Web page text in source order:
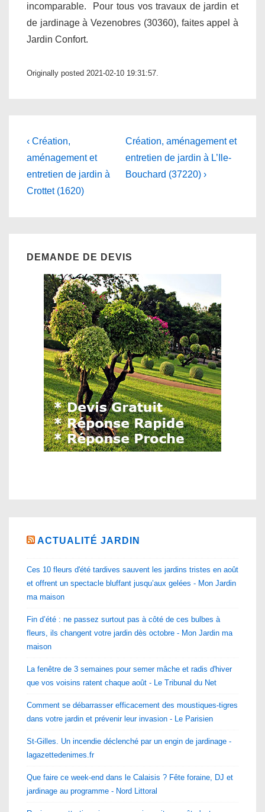
incomparable. Pour tous vos travaux de jardin et
de jardinage à Vezenobres (30360), faites appel à
Jardin Confort.
Originally posted 2021-02-10 19:31:57.
Navigation
de
l’article
Previous
Post
is
‹ Création,
aménagement et
entretien de jardin à
Crottet (1620)
Next
Post
is
Création, aménagement et
entretien de jardin à L’Ile-
Bouchard (37220) ›
DEMANDE DE DEVIS
ACTUALITÉ JARDIN
Ces 10 fleurs d'été tardives sauvent les jardins tristes en août
et offrent un spectacle bluffant jusqu’aux gelées - Mon Jardin
ma maison
Fin d’été : ne passez surtout pas à côté de ces bulbes à
fleurs, ils changent votre jardin dès octobre - Mon Jardin ma
maison
La fenêtre de 3 semaines pour semer mâche et radis d'hiver
que vos voisins ratent chaque août - Le Tribunal du Net
Comment se débarrasser efficacement des moustiques-tigres
dans votre jardin et prévenir leur invasion - Le Parisien
St-Gilles. Un incendie déclenché par un engin de jardinage -
lagazettedenimes.fr
Que faire ce week-end dans le Calaisis ? Fête foraine, DJ et
jardinage au programme - Nord Littoral